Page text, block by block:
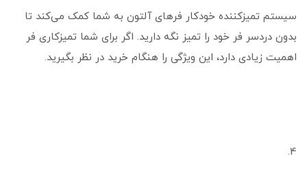
سیستم تمیزکننده خودکار فرهای آلتون به شما کمک می‌کند تا
بدون دردسر فر خود را تمیز نگه دارید. اگر برای شما تمیزکاری فر
اهمیت زیادی دارد، این ویژگی را هنگام خرید در نظر بگیرید.
4.